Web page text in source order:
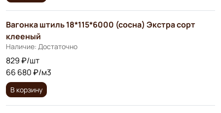
Вагонка штиль 18*115*6000 (сосна) Экстра сорт
клееный
Наличие: Достаточно
829 ₽/шт
66 680 ₽/м3
В корзину